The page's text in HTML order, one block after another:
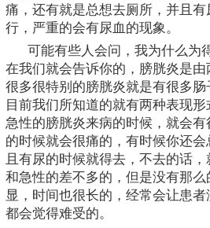
痛，还有就是总想去厕所，并且
行，严重的会有尿血的现象。
可能有些人会问，我为什么为
在我们就会告诉你的，膀胱炎是
很多很特别的膀胱炎就是有很多
目前我们所知道的就有两种表现形
急性的膀胱炎来病的时候，就会
的时候就会很痛的，有时候你还
且有尿的时候就得去，不去的话
和急性的差不多的，但是没有那
显，时间也很长的，经常会让患
都会觉得难受的。